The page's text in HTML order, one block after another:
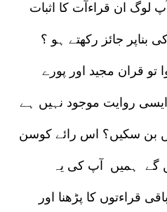
لوگ ان قراءآت کا اثبات
جائز رکھتے ہو ؟
تو قران مجید اور پورے
روایت موجود نہیں ہے
بن سکیں؟ اس رائے کوسن
گے ہمیں آپ کی یہ
قراءتوں کا پڑھنا اور